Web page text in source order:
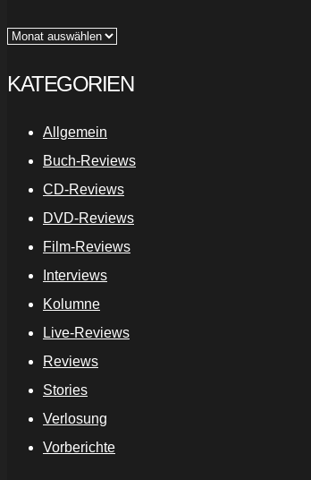
Archiv
KATEGORIEN
Allgemein
Buch-Reviews
CD-Reviews
DVD-Reviews
Film-Reviews
Interviews
Kolumne
Live-Reviews
Reviews
Stories
Verlosung
Vorberichte